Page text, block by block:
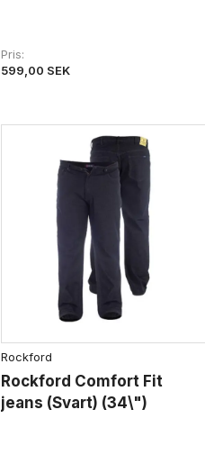
Pris
599,00 SEK
Rockford
Rockford Comfort Fit
jeans (Svart) (34\")